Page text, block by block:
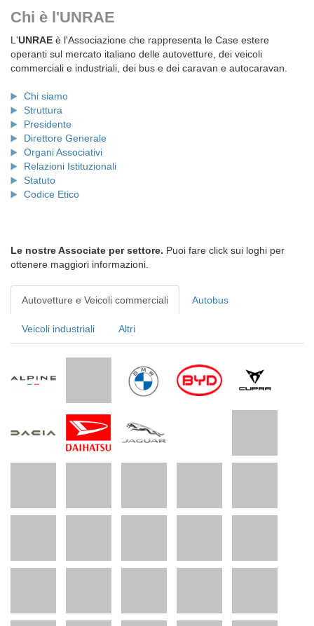
Chi è l'UNRAE
L'UNRAE è l'Associazione che rappresenta le Case estere
operanti sul mercato italiano delle autovetture, dei veicoli
commerciali e industriali, dei bus e dei caravan e autocaravan.
Chi siamo
Struttura
Presidente
Direttore Generale
Organi Associativi
Relazioni Istituzionali
Statuto
Codice Etico
Le nostre Associate per settore. Puoi fare click sui loghi per
ottenere maggiori informazioni.
Autovetture e Veicoli commerciali Autobus
Veicoli industriali Altri